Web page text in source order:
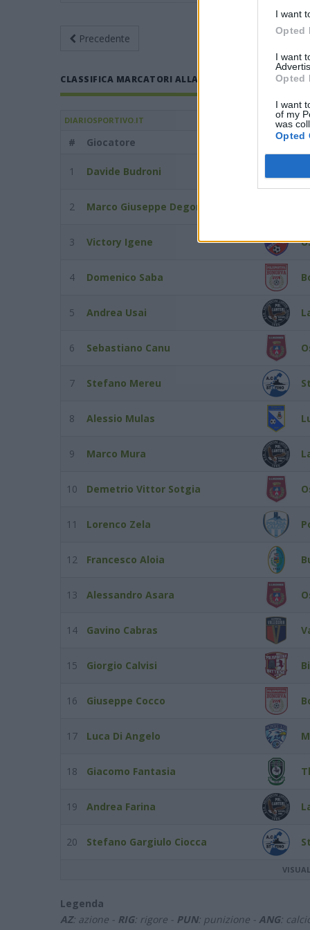
I want
Opted
I want
Opted
I want
of my
was
Opted
Precedente Giornata 4
CLASSIFICA MARCATORI ALLA GIORNATA 4 DEL 21/02/
DIARIOSPORTIVO.IT
# Giocatore Squadra
1 Davide Budroni
2 Marco Giuseppe Degortes
3 Victory Igene
4 Domenico Saba
5 Andrea Usai
6 Sebastiano Canu
7 Stefano Mereu
8 Alessio Mulas
9 Marco Mura
10 Demetrio Vittor Sotgia
11 Lorenco Zela
12 Francesco Aloia
13 Alessandro Asara
14 Gavino Cabras
15 Giorgio Calvisi
16 Giuseppe Cocco
17 Luca Di Angelo
18 Giacomo Fantasia
19 Andrea Farina
20 Stefano Gargiulo Ciocca
Legenda
AZ: azione - RIG: rigore - PUN: punizione - ANG: